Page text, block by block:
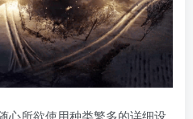
心所欲使用种类繁多的详细设